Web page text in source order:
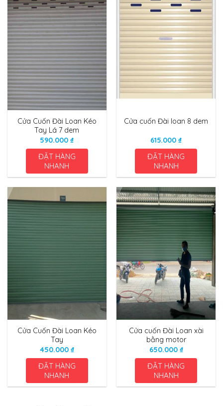
Cửa Cuốn Đài Loan Kéo
Tay Lá 7 dem
590.000₫
ĐẶT HÀNG
NHANH
Cửa cuốn Đài loan 8 dem
615.000₫
ĐẶT HÀNG
NHANH
Cửa Cuốn Đài Loan Kéo
Tay
450.000 ₫
ĐẶT HÀNG
NHANH
Cửa cuốn Đài Loan xài
bằng motor
650.000 ₫
ĐẶT HÀNG
NHANH